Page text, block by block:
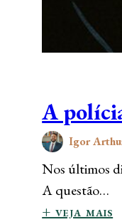
A
Igor
Nos últimos
A questão…
+ veja mais